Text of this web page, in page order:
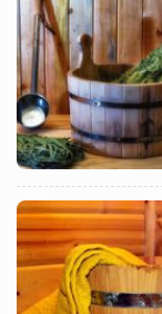
Назад
Назад